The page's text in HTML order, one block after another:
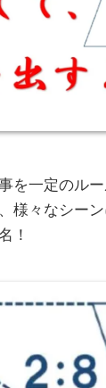
を一定のル
様々なシー
！